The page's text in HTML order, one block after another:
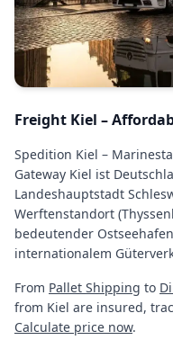
Freight Kiel –
Spedition Kiel –
Gateway Kiel ist
Landeshauptstadt
Werftenstandort
bedeutender
internationalem
From Pallet Shipping to
from Kiel are insured,
Calculate price now.